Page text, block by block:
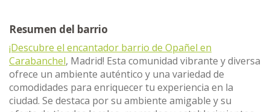
Resumen del barrio
¡Descubre el encantador barrio de Opañel en
Carabanchel, Madrid! Esta comunidad vibrante y diversa
ofrece un ambiente auténtico y una variedad de
comodidades para enriquecer tu experiencia en la
ciudad. Se destaca por su ambiente amigable y su